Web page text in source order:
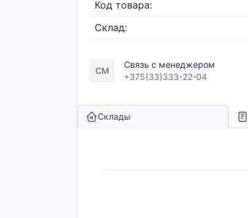
Код товара:
Склад:
СМ
Связь с менеджером
+375(33)333-22-04
Склады